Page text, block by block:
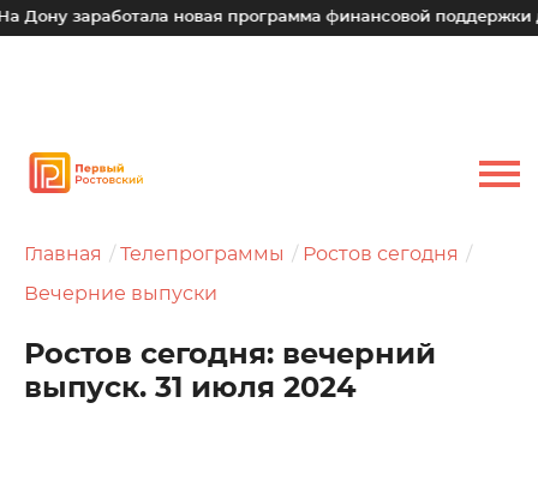
новая программа финансовой поддержки для
Главная Телепрограммы Ростов сегодня
Вечерние выпуски
Ростов сегодня: вечерний
выпуск. 31 июля 2024